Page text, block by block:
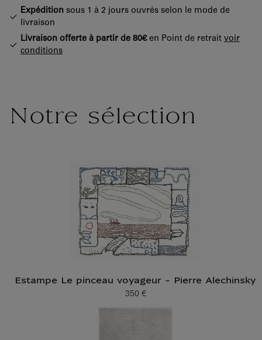
Expédition sous 1 à 2 jours ouvrés selon le mode de
livraison
Livraison offerte à partir de 80€en Point de retrait voir
conditions
Notre sélection
Estampe Le pinceau voyageur - Pierre Alechinsky
Prix ​​actuel
350 €